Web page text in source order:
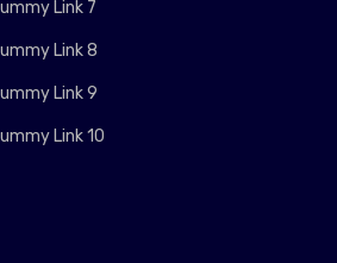
Link 7
Link 8
Link 9
Link 10